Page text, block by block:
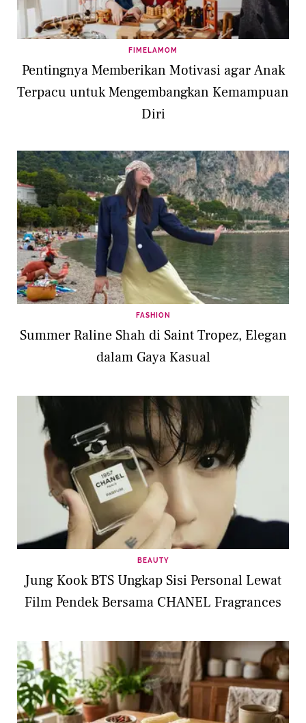
FIMELAMOM
Pentingnya Memberikan Motivasi agar Anak
Terpacu untuk Mengembangkan Kemampuan
Diri
FASHION
Summer Raline Shah di Saint Tropez, Elegan
dalam Gaya Kasual
BEAUTY
Jung Kook BTS Ungkap Sisi Personal Lewat
Film Pendek Bersama CHANEL Fragrances